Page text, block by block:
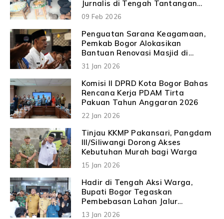
Jurnalis di Tengah Tantangan
Digital
09 Feb 2026
Penguatan Sarana Keagamaan,
Pemkab Bogor Alokasikan
Bantuan Renovasi Masjid di
Cileungsi
31 Jan 2026
Komisi II DPRD Kota Bogor Bahas
Rencana Kerja PDAM Tirta
Pakuan Tahun Anggaran 2026
22 Jan 2026
Tinjau KKMP Pakansari, Pangdam
III/Siliwangi Dorong Akses
Kebutuhan Murah bagi Warga
15 Jan 2026
Hadir di Tengah Aksi Warga,
Bupati Bogor Tegaskan
Pembebasan Lahan Jalur
Tambang Segera Direalisasikan
13 Jan 2026